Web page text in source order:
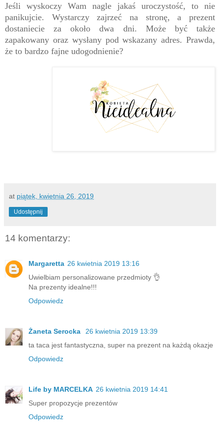
Jeśli wyskoczy Wam nagle jakaś uroczystość, to nie
panikujcie. Wystarczy zajrzeć na stronę, a prezent
dostaniecie za około dwa dni. Może być także
zapakowany oraz wysłany pod wskazany adres. Prawda,
że to bardzo fajne udogodnienie?
at piątek, kwietnia 26, 2019
Udostępnij
14 komentarzy:
Margaretta 26 kwietnia 2019 13:16
Uwielbiam personalizowane przedmioty 👌
Na prezenty idealne!!!
Odpowiedz
Żaneta Serocka
26 kwietnia 2019 13:39
ta taca jest fantastyczna, super na prezent na każdą okazje
Odpowiedz
Life by MARCELKA 26 kwietnia 2019 14:41
Super propozycje prezentów
Odpowiedz